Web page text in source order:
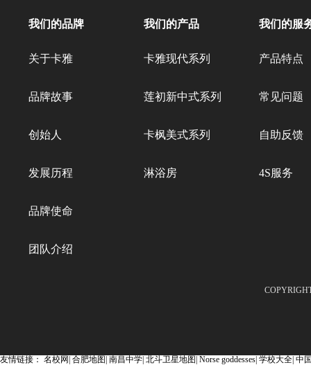
我们的品牌
关于卡雅
品牌故事
创始人
发展历程
品牌使命
团队介绍
我们的产品
卡雅现代系列
莲初新中式系列
卡枫美式系列
淋浴房
我们的服
产品特点
常见问题
自助反馈
4S服务
友情链接： 名校网| 合肥地图| 南昌中学| 北斗卫星地图| Norse goddesses| 学校大全| 中